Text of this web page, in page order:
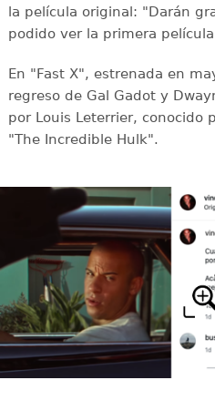
la película original: "Darán
podido ver la primera
En "Fast X", estrenada en
regreso de Gal Gadot y
por Louis Leterrier, conocido
"The Incredible Hulk".